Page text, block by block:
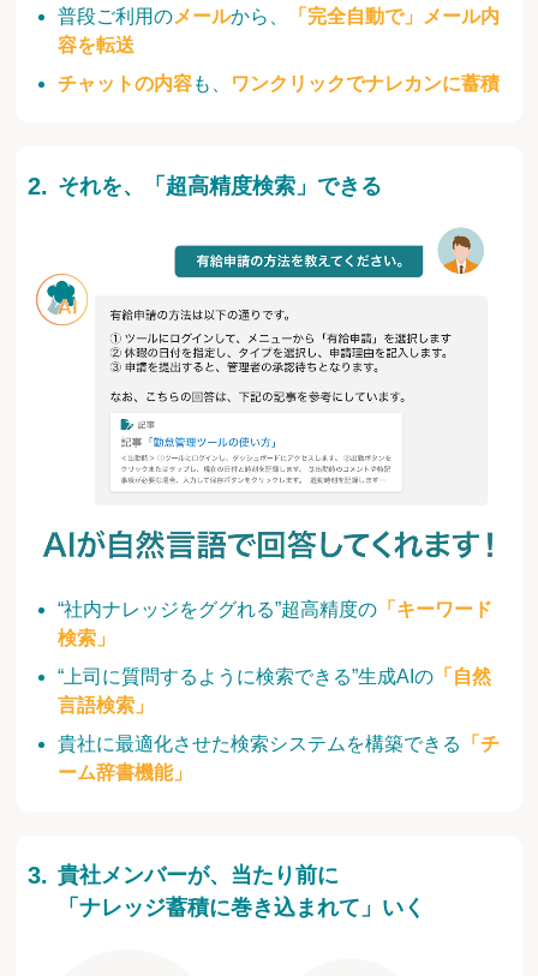
普段ご利用のメールから、
「完全自動で」メール内
容を転送
チャットの内容も、 ワンクリックでナレカンに蓄積
“社内ナレッジをググれる”超高精度の 「キーワード
検索」
“上司に質問するように検索できる”生成AIの 「自然
言語検索」
貴社に最適化させた検索システムを構築できる
「チ
ーム辞書機能」
それを、「超高精度検索」できる
貴社メンバーが、当たり前に
「ナレッジ蓄積に巻き込まれて」いく